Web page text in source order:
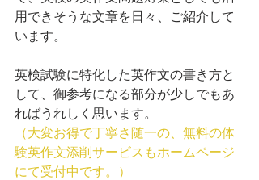
用できそうな文章を日々、ご紹介して
います。
英検試験に特化した英作文の書き方と
して、御参考になる部分が少しでもあ
ればうれしく思います。
（大変お得で丁寧さ随一の、無料の体
験英作文添削サービスもホームページ
にて受付中です。）